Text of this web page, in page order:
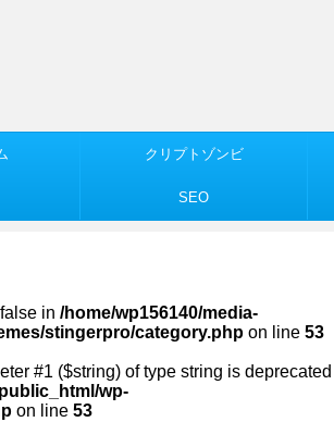
クリプトゾンビ
SEO
in /home/wp156140/media-
stingerpro/category.php on line 53
#1 ($string) of type string is deprecated
wp-
on line 53